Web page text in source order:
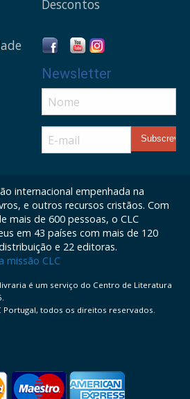
Descontos
Newsletter
internacional empenhada na
e outros recursos cristãos. Com
mais de 600 pessoas, o CLC
em 43 países com mais de 120
e 22 editoras.
missão CLC
é um serviço do Centro de Literatura
Portugal, todos os direitos reservados.